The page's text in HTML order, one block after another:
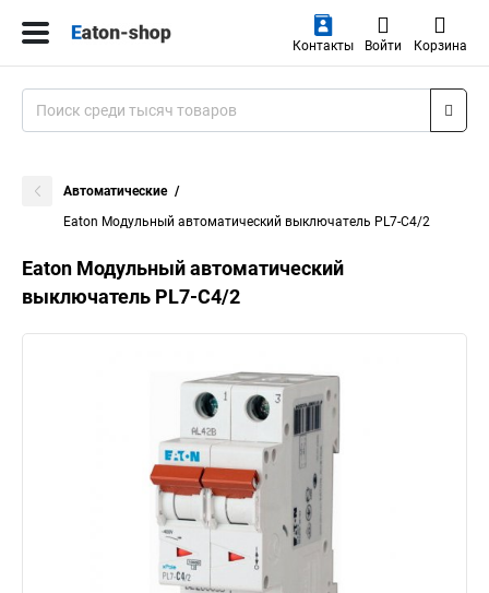
Контакты Войти Корзина
Автоматические
Eaton Модульный автоматический выключатель PL7-C4/2
Eaton Модульный автоматический
выключатель PL7-C4/2